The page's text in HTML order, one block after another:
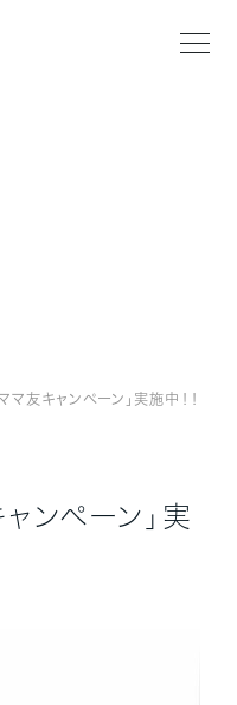
GALLERY
RECRUIT
マ友キャンペーン」実施中！！
ンペーン」実